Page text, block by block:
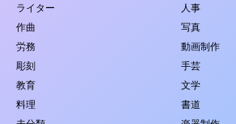
ライター
人事
作曲
写真
労務
動画制作
彫刻
手芸
教育
文学
料理
書道